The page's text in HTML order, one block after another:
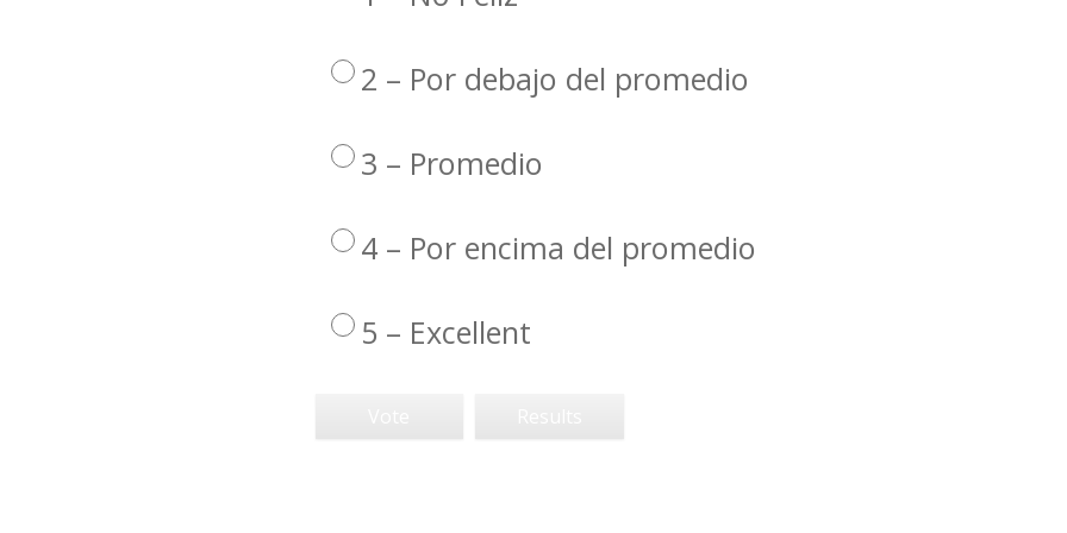
2 – Por debajo del promedio
3 – Promedio
4 – Por encima del promedio
5 – Excellent